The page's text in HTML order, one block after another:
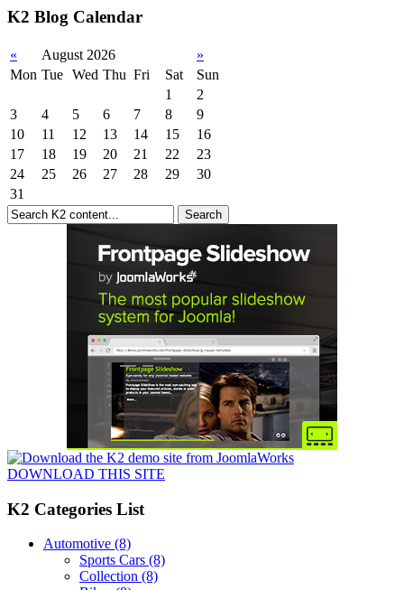
K2 Blog Calendar
« August 2026
»
Mon Tue Wed Thu Fri Sat
Sun
1
2
3
4 5 6 7 8
9
10
11 12 13 14 15
16
17
18 19 20 21 22
23
24
25 26 27 28 29
30
31
DOWNLOAD THIS SITE
K2 Categories List
Automotive (8)
Sports Cars (8)
Collection (8)